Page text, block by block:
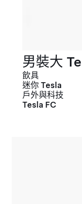
男裝大
飲具
迷你 Tesla
戶外與科技
Tesla FC